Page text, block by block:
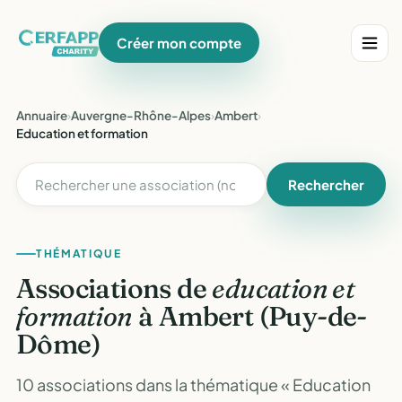
Créer mon compte
Annuaire›Auvergne-Rhône-Alpes›Ambert›
Education et formation
Rechercher
THÉMATIQUE
Associations deeducation et
formation à Ambert (Puy-de-
Dôme)
10 associations dans la thématique « Education